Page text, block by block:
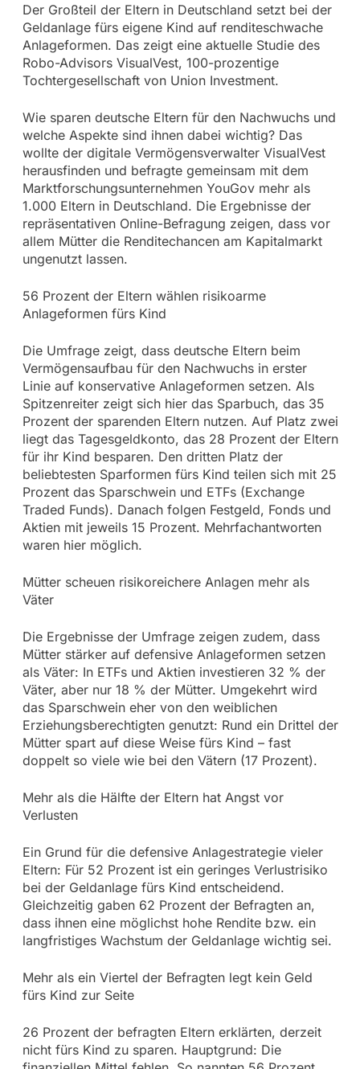
Der Großteil der Eltern in Deutschland setzt bei der
Geldanlage fürs eigene Kind auf renditeschwache
Anlageformen. Das zeigt eine aktuelle Studie des
Robo-Advisors VisualVest, 100-prozentige
Tochtergesellschaft von Union Investment.
Wie sparen deutsche Eltern für den Nachwuchs und
welche Aspekte sind ihnen dabei wichtig? Das
wollte der digitale Vermögensverwalter VisualVest
herausfinden und befragte gemeinsam mit dem
Marktforschungsunternehmen YouGov mehr als
1.000 Eltern in Deutschland. Die Ergebnisse der
repräsentativen Online-Befragung zeigen, dass vor
allem Mütter die Renditechancen am Kapitalmarkt
ungenutzt lassen.
56 Prozent der Eltern wählen risikoarme
Anlageformen fürs Kind
Die Umfrage zeigt, dass deutsche Eltern beim
Vermögensaufbau für den Nachwuchs in erster
Linie auf konservative Anlageformen setzen. Als
Spitzenreiter zeigt sich hier das Sparbuch, das 35
Prozent der sparenden Eltern nutzen. Auf Platz zwei
liegt das Tagesgeldkonto, das 28 Prozent der Eltern
für ihr Kind besparen. Den dritten Platz der
beliebtesten Sparformen fürs Kind teilen sich mit 25
Prozent das Sparschwein und ETFs (Exchange
Traded Funds). Danach folgen Festgeld, Fonds und
Aktien mit jeweils 15 Prozent. Mehrfachantworten
waren hier möglich.
Mütter scheuen risikoreichere Anlagen mehr als
Väter
Die Ergebnisse der Umfrage zeigen zudem, dass
Mütter stärker auf defensive Anlageformen setzen
als Väter: In ETFs und Aktien investieren 32 % der
Väter, aber nur 18 % der Mütter. Umgekehrt wird
das Sparschwein eher von den weiblichen
Erziehungsberechtigten genutzt: Rund ein Drittel der
Mütter spart auf diese Weise fürs Kind – fast
doppelt so viele wie bei den Vätern (17 Prozent).
Mehr als die Hälfte der Eltern hat Angst vor
Verlusten
Ein Grund für die defensive Anlagestrategie vieler
Eltern: Für 52 Prozent ist ein geringes Verlustrisiko
bei der Geldanlage fürs Kind entscheidend.
Gleichzeitig gaben 62 Prozent der Befragten an,
dass ihnen eine möglichst hohe Rendite bzw. ein
langfristiges Wachstum der Geldanlage wichtig sei.
Mehr als ein Viertel der Befragten legt kein Geld
fürs Kind zur Seite
26 Prozent der befragten Eltern erklärten, derzeit
nicht fürs Kind zu sparen. Hauptgrund: Die